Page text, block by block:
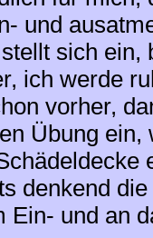
und
sich
ich werde
vorher,
Übung
denkend
Ein- und an